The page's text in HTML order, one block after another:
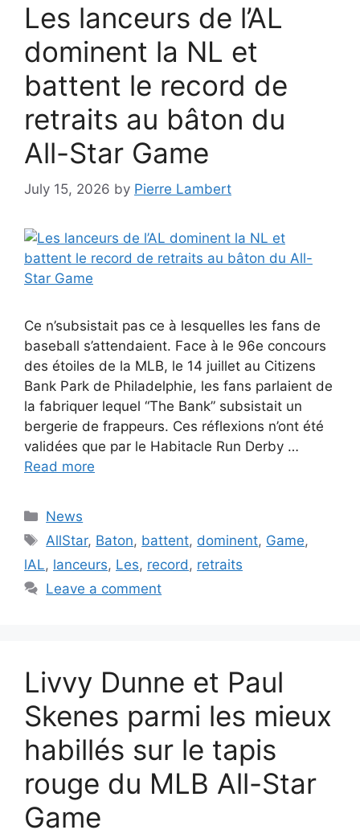
Les lanceurs de l’AL
dominent la NL et
battent le record de
retraits au bâton du
All-Star Game
July 15, 2026 by Pierre Lambert
Ce n’subsistait pas ce à lesquelles les fans de
baseball s’attendaient. Face à le 96e concours
des étoiles de la MLB, le 14 juillet au Citizens
Bank Park de Philadelphie, les fans parlaient de
la fabriquer lequel “The Bank” subsistait un
bergerie de frappeurs. Ces réflexions n’ont été
validées que par le Habitacle Run Derby …
Read more
Categories
News
Tags
AllStar, Baton, battent, dominent, Game,
lAL, lanceurs, Les, record , retraits
Leave a comment
Livvy Dunne et Paul
Skenes parmi les mieux
habillés sur le tapis
rouge du MLB All-Star
Game